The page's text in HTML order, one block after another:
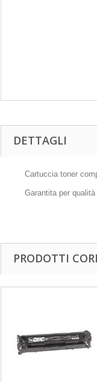
DETTAGLI
Cartuccia toner
Garantita per
PRODOTTI